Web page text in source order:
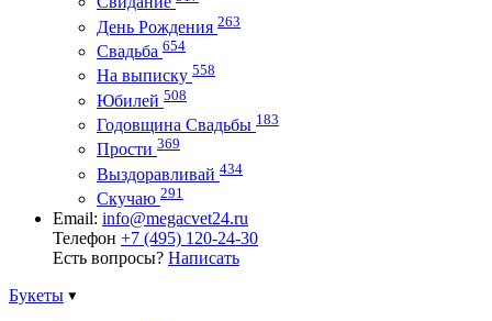
День Рождения 263
Свадьба 654
На выписку 558
Юбилей 508
Годовщина Свадьбы 183
Прости 369
Выздоравливай 434
Скучаю 291
Email: info@megacvet24.ru
Телефон +7 (495) 120-24-30
Есть вопросы? Написать
Букеты